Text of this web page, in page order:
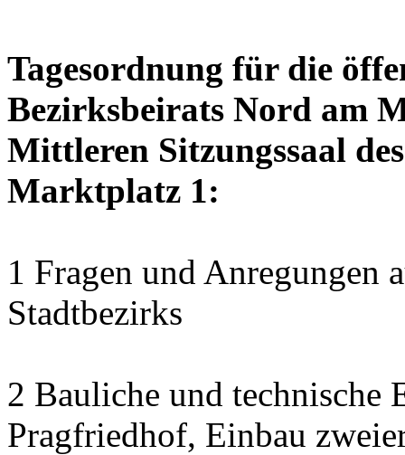
Tagesordnung für die
Bezirksbeirats Nord am
Mittleren Sitzungssaal
Marktplatz 1:
1 Fragen und Anregungen
Stadtbezirks
2 Bauliche und technische
Pragfriedhof, Einbau